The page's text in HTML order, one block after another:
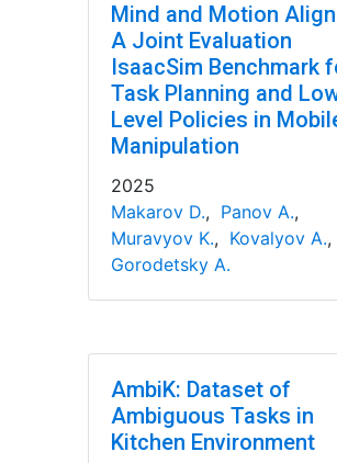
Mind and Motion
A Joint Evaluation
IsaacSim Benchmark
Task Planning and
Level Policies in
Manipulation
2025
Makarov D., Panov A.,
Muravyov K., Kovalyov A.,
Gorodetsky A.
AmbiK: Dataset of
Ambiguous Tasks in
Kitchen Environment